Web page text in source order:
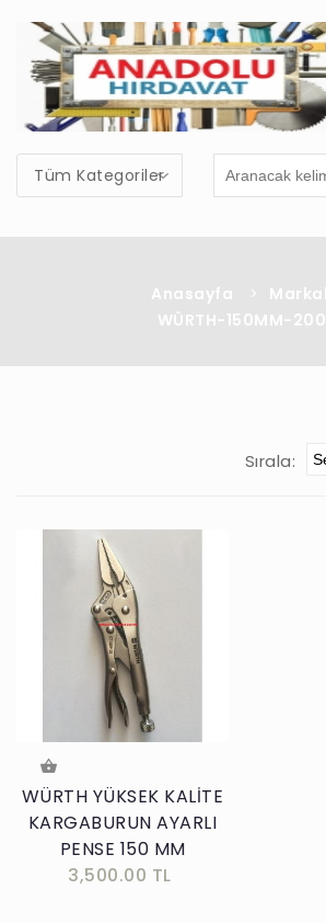
Tüm Kategoriler
Anasayfa >
WÜRTH-150MM-
Sırala:
WÜRTH YÜKSEK KALİTE
KARGABURUN AYARLI
PENSE 150 MM
3,500.00 TL